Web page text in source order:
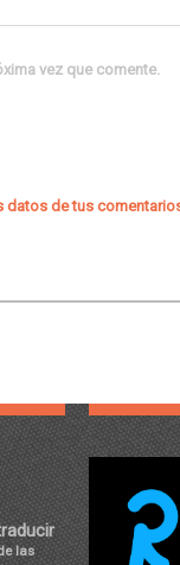
vez que comente.
datos de tus
las